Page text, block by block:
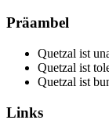
Präambel
Quetzal ist
Quetzal ist
Quetzal ist
Links